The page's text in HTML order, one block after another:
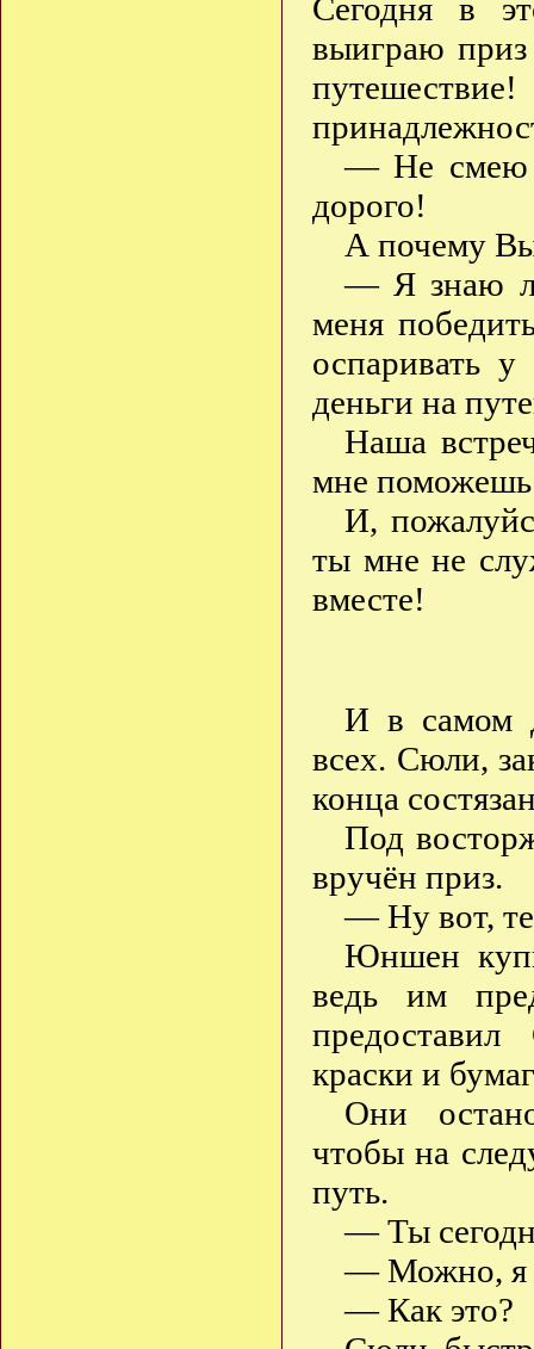
Сегодня в
выиграю
— Не смею
дорого!
А почему
— Я знаю
меня
оспаривать
деньги на
Наша
мне поможешь
И,
ты мне не
вместе!
И в самом
всех. Сюли,
конца
Под
вручён приз.
— Ну вот,
Юншен
ведь им
краски и
Они
чтобы на
путь.
— Ты
— Можно, я
— Как это?